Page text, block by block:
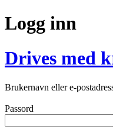
Logg inn
Drives med
Brukernavn eller e-
Passord